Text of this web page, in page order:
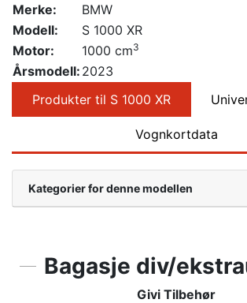
Merke:
BMW
Modell:
S 1000 XR
Motor:
1000 cm3
Årsmodell: 2023
Produkter til S 1000 XR
Vognkortdata
Kategorier for denne modellen
Bagasje div/
Givi Tilbehør